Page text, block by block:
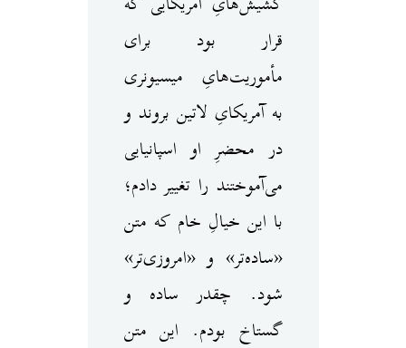
قرار بود برای
مأموریت‌هایِ میسیونری
به آمریکایِ لاتین بروند و
در محضرِ او اسپانیایی
می‌آموختند را تغییر دادم؛
با این خیالِ خام که متن
«ساده‌تر» و «امروزی‌تر»
شود. چقدر ساده و
گستاخ بودم. این متن